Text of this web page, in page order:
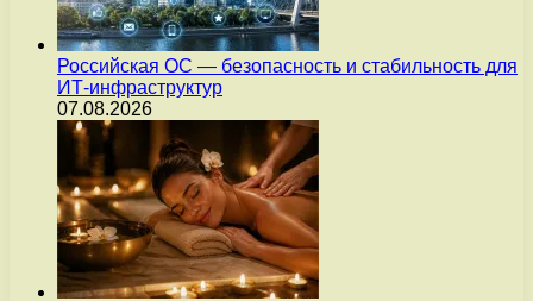
Российская ОС — безопасность и стабильность для
ИТ-инфраструктур
07.08.2026